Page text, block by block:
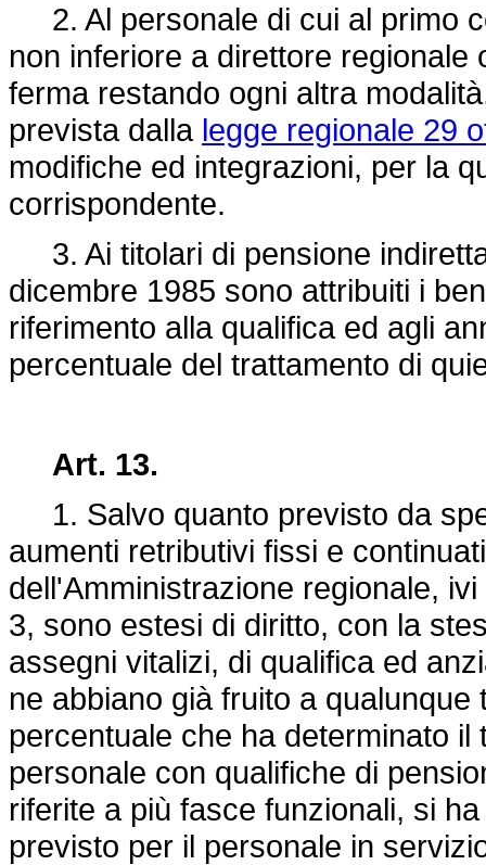
2. Al personale di cui al primo
non inferiore a direttore
ferma restando ogni altra
prevista dalla legge regionale 29
modifiche ed integrazioni, per la
corrispondente.
3. Ai titolari di pensione
dicembre 1985 sono attribuiti i
riferimento alla qualifica ed agli
percentuale del trattamento di
Art. 13.
1. Salvo quanto previsto da
aumenti retributivi fissi e
dell'Amministrazione regionale,
3, sono estesi di diritto, con la
assegni vitalizi, di qualifica ed
ne abbiano già fruito a
percentuale che ha determinato
personale con qualifiche di
riferite a più fasce funzionali, si
previsto per il personale in